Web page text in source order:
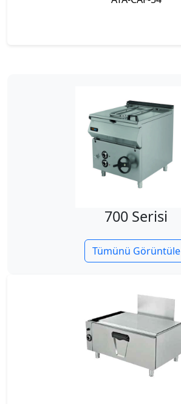
700 Serisi
Tümünü Görüntüle